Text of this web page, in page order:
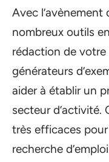
Avec
nombreux outils
rédaction de
générateurs
aider à établir un
secteur d’activité.
très efficaces
recherche